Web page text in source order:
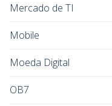
Mercado de TI
Mobile
Moeda Digital
OB7